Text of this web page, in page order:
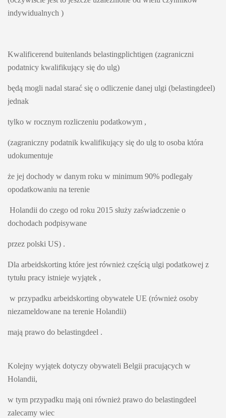
indywidualnych )
Kwalificerend buitenlands belastingplichtigen (zagraniczni
podatnicy kwalifikujący się do ulg)
będą mogli nadal starać się o odliczenie danej ulgi (belastingdeel)
jednak
tylko w rocznym rozliczeniu podatkowym ,
(zagraniczny podatnik kwalifikujący się do ulg to osoba która
udokumentuje
że jej dochody w danym roku w minimum 90% podlegały
opodatkowaniu na terenie
dochodach podpisywane
przez polski US) .
Dla arbeidskorting które jest również częścią ulgi podatkowej z
tytułu pracy istnieje wyjątek ,
w przypadku arbeidskorting obywatele UE (również osoby
niezameldowane na terenie Holandii)
mają prawo do belastingdeel .
Kolejny wyjątek dotyczy obywateli Belgii pracujących w
Holandii,
w tym przypadku mają oni również prawo do belastingdeel
zalecamy wiec